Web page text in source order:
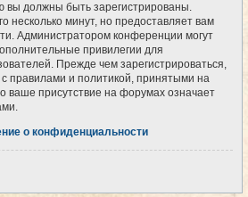
вы должны быть зарегистрированы.
несколько минут, но предоставляет вам
Администратором конференции могут
привилегии для
Прежде чем зарегистрироваться,
правилами и политикой, принятыми на
ваше присутствие на форумах означает
о конфиденциальности